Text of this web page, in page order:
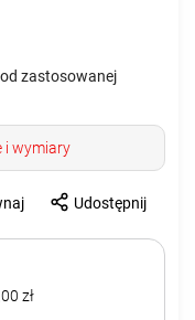
zastosowanej
i wymiary
Udostępnij
zł